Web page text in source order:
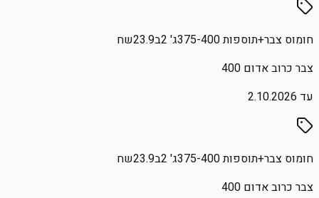
חומוס צבר+תוספות 375-400ג' 2ב23.9שח
צבר כרוב אדום 400
עד 2.10.2026
חומוס צבר+תוספות 375-400ג' 2ב23.9שח
צבר כרוב אדום 400